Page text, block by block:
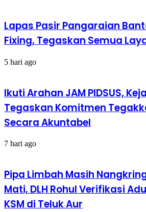
Lapas Pasir Pangaraian
Fixing, Tegaskan Semua
5 hari ago
Ikuti Arahan JAM PIDSUS,
Tegaskan Komitmen
Secara Akuntabel
7 hari ago
Pipa Limbah Masih
Mati, DLH Rohul Verifikasi
KSM di Teluk Aur